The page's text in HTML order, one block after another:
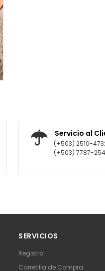
Servicio al
(+503) 2510-
(+503) 7787-
SERVICIOS
Registro
Carretilla de Compra